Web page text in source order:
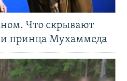
Что скрывают
принца Мухаммеда